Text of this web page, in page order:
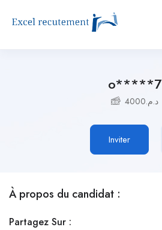
o*****7
د.م.4000
Inviter
À propos du candidat :
Partagez Sur :